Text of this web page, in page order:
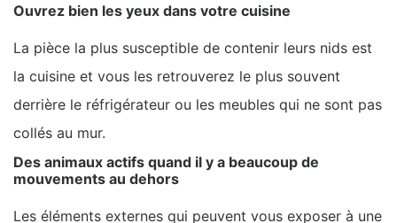
Ouvrez bien les yeux dans votre cuisine
La pièce la plus susceptible de contenir leurs nids est
la cuisine et vous les retrouverez le plus souvent
derrière le réfrigérateur ou les meubles qui ne sont pas
collés au mur.
Des animaux actifs quand il y a beaucoup de
mouvements au dehors
Les éléments externes qui peuvent vous exposer à une